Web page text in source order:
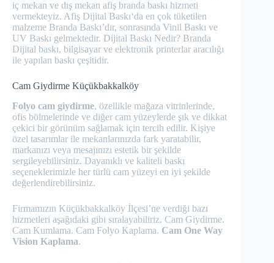
iç mekan ve dış mekan afiş branda baskı hizmeti
vermekteyiz. Afiş Dijital Baskı‘da en çok tüketilen
malzeme Branda Baskı’dır, sonrasında Vinil Baskı ve
UV Baskı gelmektedir. Dijital Baskı Nedir? Branda
Dijital baskı, bilgisayar ve elektronik printerlar aracılığı
ile yapılan baskı çeşitidir.
Cam Giydirme Küçükbakkalköy
Folyo cam giydirme, özellikle mağaza vitrinlerinde,
ofis bölmelerinde ve diğer cam yüzeylerde şık ve dikkat
çekici bir görünüm sağlamak için tercih edilir. Kişiye
özel tasarımlar ile mekanlarınızda fark yaratabilir,
markanızı veya mesajınızı estetik bir şekilde
sergileyebilirsiniz. Dayanıklı ve kaliteli baskı
seçeneklerimizle her türlü cam yüzeyi en iyi şekilde
değerlendirebilirsiniz.
Firmamızın Küçükbakkalköy İlçesi’ne verdiği bazı
hizmetleri aşağıdaki gibi sıralayabiliriz. Cam Giydirme.
Cam Kumlama. Cam Folyo Kaplama. Cam One Way
Vision Kaplama.